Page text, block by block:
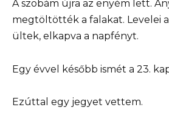
A szobám újra az enyém lett.
megtöltötték a falakat. Levelei
ültek, elkapva a napfényt.
Egy évvel később ismét a 23.
Ezúttal egy jegyet vettem.